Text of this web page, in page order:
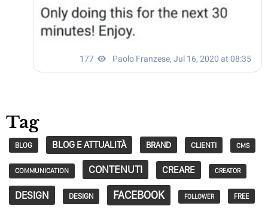
Tag
BLOG BLOG E ATTUALITÀ BRAND CLIENTI CMS
COMMUNICATION CONTENUTI CREARE CREATOR
DESIGN DESIGN FACEBOOK FOLLOWER FREE